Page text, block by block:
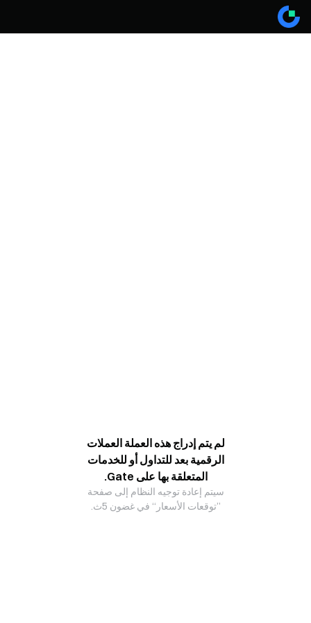
لم يتم إدراج هذه العملة العملات
الرقمية بعد للتداول أو للخدمات
المتعلقة بها على Gate.
سيتم إعادة توجيه النظام إلى صفحة
”توقعات الأسعار“ في غضون 5ث.